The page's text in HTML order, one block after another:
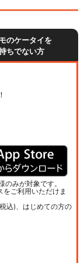
のケータイを
ちでない方
みが対象です。
ご利用いただけま
込)、はじめての方の